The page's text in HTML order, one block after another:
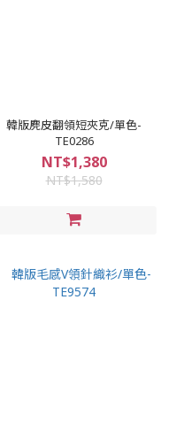
韓版麂皮翻領短夾克/單色-
TE0286
NT$1,380
NT$1,580